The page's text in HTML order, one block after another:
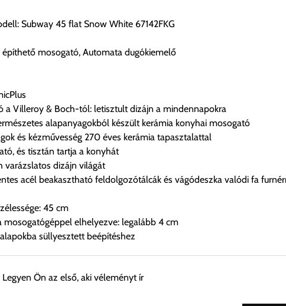
Subway 45 flat Snow White 67142FKG
mosogató, Automata dugókiemelő
a Villeroy & Boch-tól: letisztult dizájn a mindennapokra
alapanyagokból készült kerámia konyhai mosogató
és kézművesség 270 éves kerámia tapasztalattal
és tisztán tartja a konyhát
varázslatos dizájn világát
acél beakasztható feldolgozótálcák és vágódeszka valódi fa
45 cm
mosogatógéppel elhelyezve: legalább 4 cm
süllyesztett beépítéshez
követően ingyenesen átvenni Budapesti Cégcsoportunk
Ön az első, aki véleményt ír